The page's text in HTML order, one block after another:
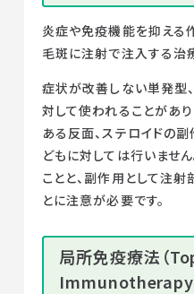
炎症や免疫機能を抑える
毛斑に注射で注入する治
症状が改善しない単発型
対して使われることがあ
ある反面、ステロイドの
どもに対しては行いませ
ことと、副作用として注
とに注意が必要です。
局所免疫療法（
Immunotherapy